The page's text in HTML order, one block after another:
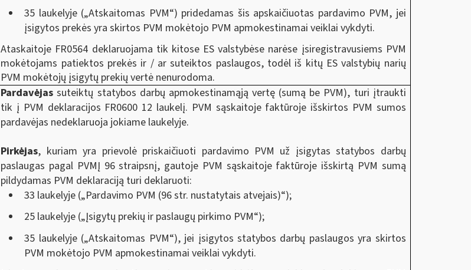
35 laukelyje („Atskaitomas PVM“) pridedamas šis apskaičiuotas pardavimo PVM, jei
įsigytos prekės yra skirtos PVM mokėtojo PVM apmokestinamai veiklai vykdyti.
Ataskaitoje FR0564 deklaruojama tik kitose ES valstybėse narėse įsiregistravusiems PVM
mokėtojams patiektos prekės ir / ar suteiktos paslaugos, todėl iš kitų ES valstybių narių
PVM mokėtojų įsigytų prekių vertė nenurodoma.
Pardavėjas suteiktų statybos darbų apmokestinamąją vertę (sumą be PVM), turi įtraukti
tik į PVM deklaracijos FR0600 12 laukelį. PVM sąskaitoje faktūroje išskirtos PVM sumos
pardavėjas nedeklaruoja jokiame laukelyje.
Pirkėjas, kuriam yra prievolė priskaičiuoti pardavimo PVM už įsigytas statybos darbų
paslaugas pagal PVMĮ 96 straipsnį, gautoje PVM sąskaitoje faktūroje išskirtą PVM sumą
pildydamas PVM deklaraciją turi deklaruoti:
33 laukelyje („Pardavimo PVM (96 str. nustatytais atvejais)“);
25 laukelyje („Įsigytų prekių ir paslaugų pirkimo PVM“);
35 laukelyje („Atskaitomas PVM“), jei įsigytos statybos darbų paslaugos yra skirtos
PVM mokėtojo PVM apmokestinamai veiklai vykdyti.